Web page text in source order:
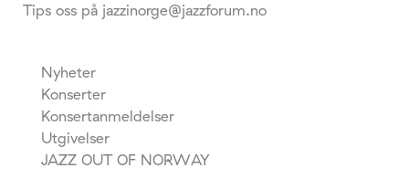
Tips oss på jazzinorge@jazzforum.no
Nyheter
Konserter
Konsertanmeldelser
Utgivelser
JAZZ OUT OF NORWAY